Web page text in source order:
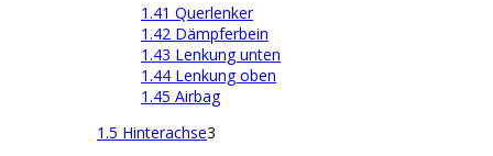
1.41 Querlenker
1.42 Dämpferbein
1.43 Lenkung unten
1.44 Lenkung oben
1.45 Airbag
1.5 Hinterachse3